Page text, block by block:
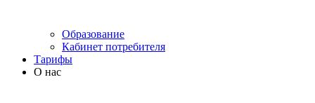
Образование
Кабинет потребителя
Тарифы
О нас